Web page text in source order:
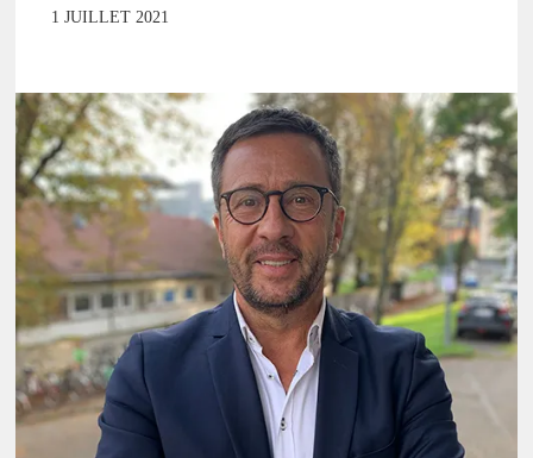
1 JUILLET 2021